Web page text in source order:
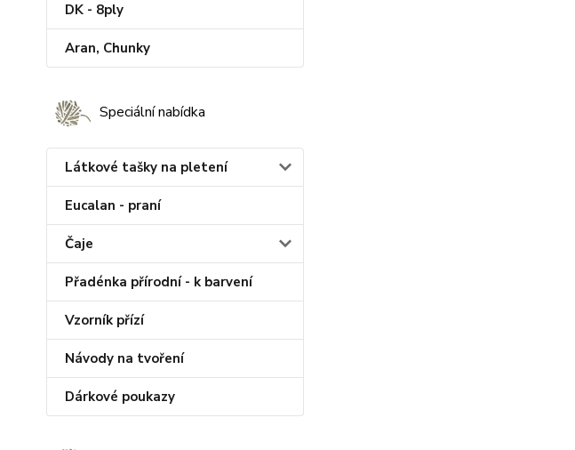
DK - 8ply
Aran, Chunky
Speciální nabídka
Látkové tašky na pletení
Eucalan - praní
Čaje
Přadénka přírodní - k barvení
Vzorník přízí
Návody na tvoření
Dárkové poukazy